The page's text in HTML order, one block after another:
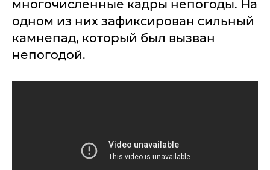
многочисленные кадры непогоды. На
одном из них зафиксирован сильный
камнепад, который был вызван
непогодой.